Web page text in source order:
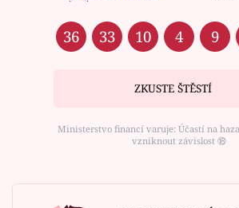
36 33 10 4 9
ZKUSTE ŠTĚSTÍ
Ministerstvo financí varuje: Účastí na
vzniknout závislost ⑱